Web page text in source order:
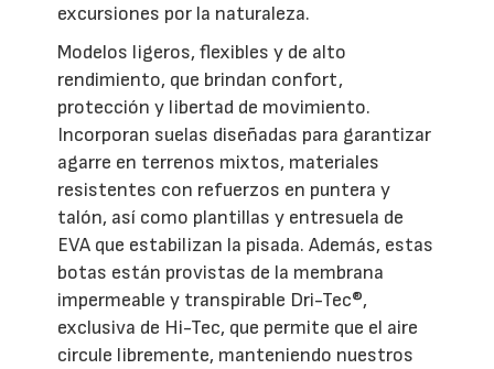
excursiones por la naturaleza.
Modelos ligeros, flexibles y de alto
rendimiento, que brindan confort,
protección y libertad de movimiento.
Incorporan suelas diseñadas para garantizar
agarre en terrenos mixtos, materiales
resistentes con refuerzos en puntera y
talón, así como plantillas y entresuela de
EVA que estabilizan la pisada. Además, estas
botas están provistas de la membrana
impermeable y transpirable Dri-Tec®,
exclusiva de Hi-Tec, que permite que el aire
circule libremente, manteniendo nuestros